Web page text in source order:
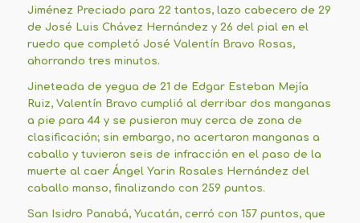
Jiménez Preciado para 22 tantos, lazo cabecero de 29
de José Luis Chávez Hernández y 26 del pial en el
ruedo que completó José Valentín Bravo Rosas,
ahorrando tres minutos.
Jineteada de yegua de 21 de Edgar Esteban Mejía
Ruiz, Valentín Bravo cumplió al derribar dos manganas
a pie para 44 y se pusieron muy cerca de zona de
clasificación; sin embargo, no acertaron manganas a
caballo y tuvieron seis de infracción en el paso de la
muerte al caer Ángel Yarin Rosales Hernández del
caballo manso, finalizando con 259 puntos.
San Isidro Panabá, Yucatán, cerró con 157 puntos, que